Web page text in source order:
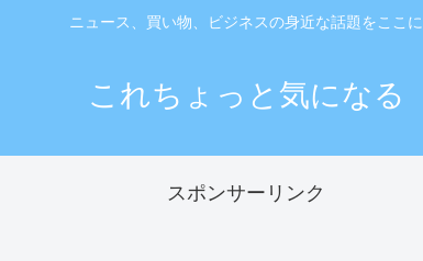
ニュース、買い物、ビジネスの身近な話題をここに
これちょっと気になる
スポンサーリンク